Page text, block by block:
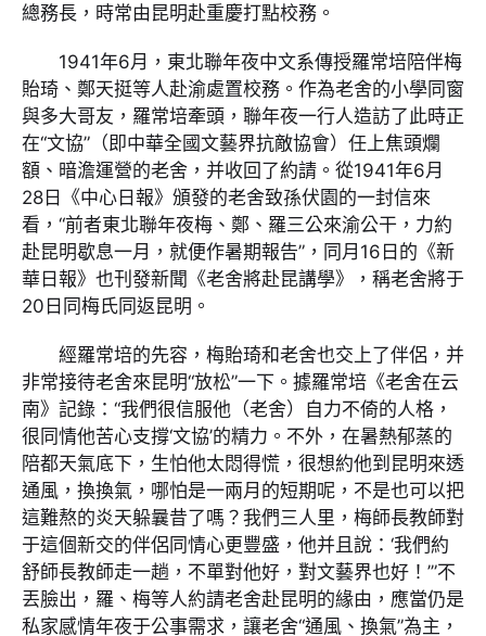
總務長，時常由昆明赴重慶打點校務。
1941年6月，東北聯年夜中文系傳授羅常培陪伴梅
貽琦、鄭天挺等人赴渝處置校務。作為老舍的小學同窗
與多大哥友，羅常培牽頭，聯年夜一行人造訪了此時正
在“文協”（即中華全國文藝界抗敵協會）任上焦頭爛
額、暗澹運營的老舍，并收回了約請。從1941年6月
28日《中心日報》頒發的老舍致孫伏園的一封信來
看，“前者東北聯年夜梅、鄭、羅三公來渝公干，力約
赴昆明歇息一月，就便作暑期報告”，同月16日的《新
華日報》也刊發新聞《老舍將赴昆講學》，稱老舍將于
20日同梅氏同返昆明。
經羅常培的先容，梅貽琦和老舍也交上了伴侶，并
非常接待老舍來昆明“放松”一下。據羅常培《老舍在云
南》記錄：“我們很信服他（老舍）自力不倚的人格，
很同情他苦心支撐‘文協’的精力。不外，在暑熱郁蒸的
陪都天氣底下，生怕他太悶得慌，很想約他到昆明來透
通風，換換氣，哪怕是一兩月的短期呢，不是也可以把
這難熬的炎天躲曩昔了嗎？我們三人里，梅師長教師對
于這個新交的伴侶同情心更豐盛，他并且說：‘我們約
舒師長教師走一趟，不單對他好，對文藝界也好！’”不
丟臉出，羅、梅等人約請老舍赴昆明的緣由，應當仍是
私家感情年夜于公事需求，讓老舍“通風、換氣”為主，